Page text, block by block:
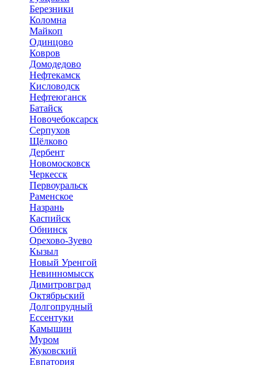
Березники
Коломна
Майкоп
Одинцово
Ковров
Домодедово
Нефтекамск
Кисловодск
Нефтеюганск
Батайск
Новочебоксарск
Серпухов
Щёлково
Дербент
Новомосковск
Черкесск
Первоуральск
Раменское
Назрань
Каспийск
Обнинск
Орехово-Зуево
Кызыл
Новый Уренгой
Невинномысск
Димитровград
Октябрьский
Долгопрудный
Ессентуки
Камышин
Муром
Жуковский
Евпатория